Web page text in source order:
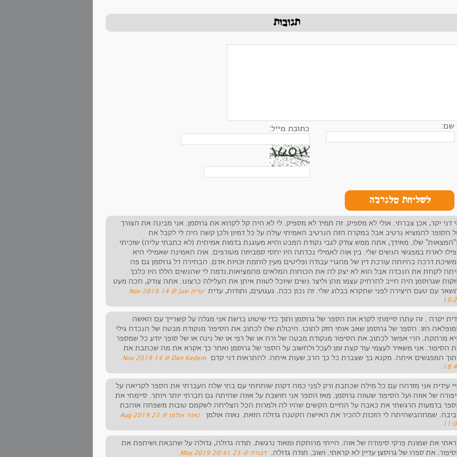
תגובות
שם: כתובת מייל:
לשליחת טלגרמה
דני יקר, אכן צברתי. אולי לא מספיק. זה תמיד לא מספיק. לי לא היה קל לקרוא את גרוסמן. אני מבינה את הצורך
הסופר להמציא נרטיב אבל במקרה הזה הנרטיב האמיתי עולה על כל דמיון ולכן קשה היה לי לקבל את
שלו. מאידך, אתה ממש צודק לגבי נקודת המבט והיא מעוגנת בדמות אמיתית (לא כתבתי עליה) שזכיתי
לארח במפגשי הנשים שלי. בין אוה לאמילי נכדתה היו יחסי סמביוזה מטורפים. אוה האמינה שאמילי היא
דרכה בהיותה עורכת דין של מהגרי עבודה ופליטים מעין לוחמת זכויות אדם. הבחירה דל גרוסמן גם פה
לקחת את הנכדה אבל הוא לא יצק לה את הכוחות המלאים מהמציאות.נדמה לי שהנשים הללו היו כלכך
שגרוסמן היה חייב להרחיק עצמו מהן וליצר נשים שיוכל לטוות איתן את העלילה כרצונו. אתה צודק, חכה מעט
עם טעם היצירה לפני שתקרא בבלוג שלי. זה נכון ככה. געגועים, ותודות, עדית
‏עדית שגב ‏@ 14 Nov 2019
יקרה . זה עתה סיימתי לקרא את הספר של גרוסמן ותוך כדי שיטוט ברשת אני מגלה על קשרייך עם האשה
הזו. הספר של גרוסמן שאב אותי חזק לתוכו. היכולת שלו לכתוב את הסיפור מנקודת מבטה של הנכדה גילי
מרתקת. הרי אפשר לכתוב את הסיפור מנקודת מבטה של ורה או של רפי או של נינה או של סופר יודע כל שמספר
הסיפור. אני משאיר לעצמי עוד קצת זמן לעכל ולחשוב על הספר של גרוסמן ואחר כך אקרא את מה שכתבת את
המפגשים איתה. מקנא בך שצברת כל כך הרב שעות איתה. להתראות דני קדם
‏Dan Kedem ‏@ 14 Nov 2019
עידית אני מזדהה עם כל מילה שכתבת ורק לפני כמה דקות שוחחתי עם בתי שלה העברתי את הספר לקריאה על
של אווה ועל הסיפור שטווה גרוסמן. מאז הספר אני חושבת על אווה שהיתה גם חברתי יותר ויותר. סיימתי את
בדמעות הרגשתי את כאבה על החיים הקשים שהיו לה ולמרות הכל הצליחה לשקמם טובות משפחה אוהבת
שמחהבשהיתה לי הזכות להכיר את האישה הקטנה גדולה הזאת. נאוה אולמן
‏ נאוה אולמן ‏@ 23 Aug 2019
את שמונת פרקי סיפורה של אוה. הייתי מרותקת ומאוד נרגשת. תודה גדולה, גדולה על שהבאת ושיתפת את
את ספרו של גרוסצן עדיין לא קראתי. ושוב. תודה גדולה.
‏דבורה ‏@ 25 May 2019 20:41